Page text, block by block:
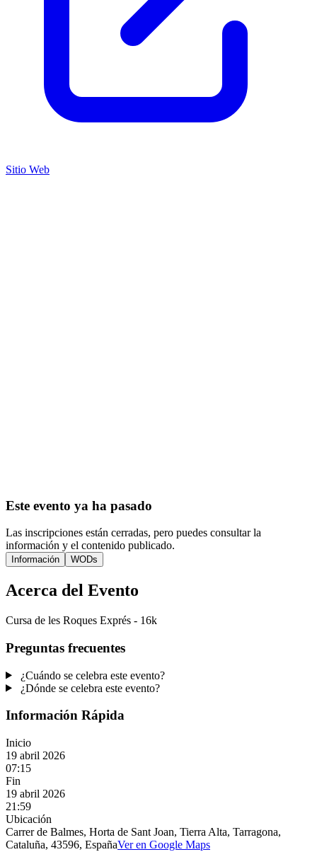
Sitio Web
Este evento ya ha pasado
Las inscripciones están cerradas, pero puedes consultar la
información y el contenido publicado.
Información WODs
Acerca del Evento
Cursa de les Roques Exprés - 16k
Preguntas frecuentes
¿Cuándo se celebra este evento?
¿Dónde se celebra este evento?
Información Rápida
Inicio
19 abril 2026
07:15
Fin
19 abril 2026
21:59
Ubicación
Carrer de Balmes, Horta de Sant Joan, Tierra Alta, Tarragona,
Cataluña, 43596, EspañaVer en Google Maps